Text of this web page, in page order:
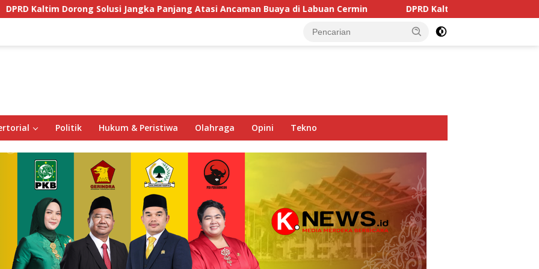
Solusi Jangka Panjang Atasi Ancaman Buaya di Labuan Cermin DPRD Kaltim Soroti Dominasi Truk Tambang di
Politik Hukum & Peristiwa Olahraga Opini Tekno